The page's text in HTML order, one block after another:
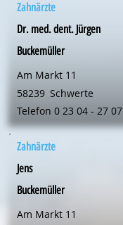
Zahnärzte
Dr. med. dent. Jürgen
Buckemüller
Am Markt 11
58239 Schwerte
Telefon 0 23 04 - 27 07
Zahnärzte
Jens
Buckemüller
Am Markt 11